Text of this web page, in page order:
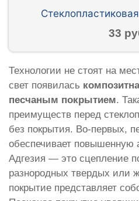
33
Технологии не стоят на
свет появилась
песчаным покрытием.
преимуществ перед
без покрытия. Во-первых,
обеспечивает повышенную
Адгезия — это сцепление
разнородных твердых или
покрытие представляет